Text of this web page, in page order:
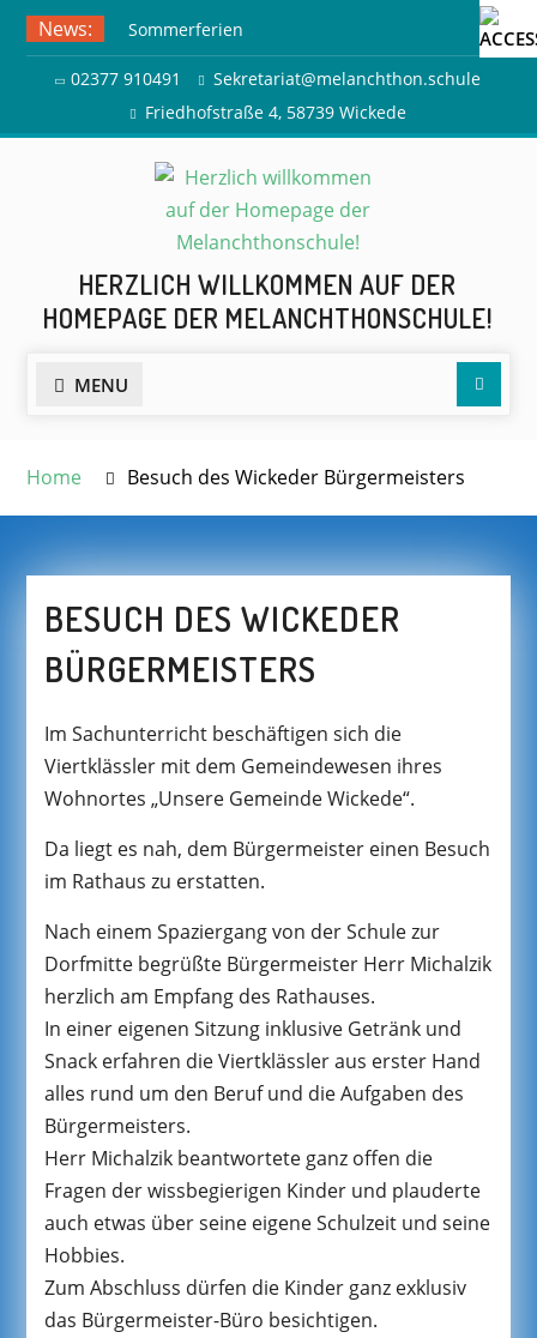
Skip
content
News:
Sommerferien
Ausflug zur Freilichtbühne
Herdringen
02377 910491
Sekretariat@melanchthon.schule
Friedhofstraße 4, 58739 Wickede
HERZLICH WILLKOMMEN AUF DER
HOMEPAGE DER MELANCHTHONSCHULE!
MENU
Home Besuch des Wickeder Bürgermeisters
BESUCH DES WICKEDER
BÜRGERMEISTERS
Im Sachunterricht beschäftigen sich die
Viertklässler mit dem Gemeindewesen ihres
Wohnortes „Unsere Gemeinde Wickede“.
Da liegt es nah, dem Bürgermeister einen Besuch
im Rathaus zu erstatten.
Nach einem Spaziergang von der Schule zur
Dorfmitte begrüßte Bürgermeister Herr Michalzik
herzlich am Empfang des Rathauses.
In einer eigenen Sitzung inklusive Getränk und
Snack erfahren die Viertklässler aus erster Hand
alles rund um den Beruf und die Aufgaben des
Bürgermeisters.
Herr Michalzik beantwortete ganz offen die
Fragen der wissbegierigen Kinder und plauderte
auch etwas über seine eigene Schulzeit und seine
Hobbies.
Zum Abschluss dürfen die Kinder ganz exklusiv
das Bürgermeister-Büro besichtigen.